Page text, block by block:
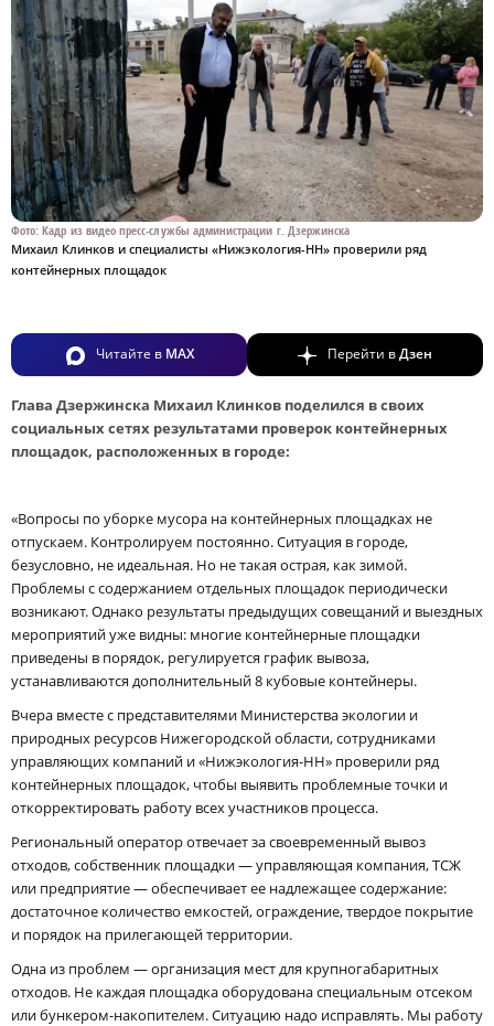
Фото: Кадр из видео пресс-службы администрации г. Дзержинска
Михаил Клинков и специалисты «Нижэкология-НН» проверили ряд
контейнерных площадок
Читайте в MAX Перейти вДзен
Глава Дзержинска Михаил Клинков поделился в своих
социальных сетях результатами проверок контейнерных
площадок, расположенных в городе:
«Вопросы по уборке мусора на контейнерных площадках не
отпускаем. Контролируем постоянно. Ситуация в городе,
безусловно, не идеальная. Но не такая острая, как зимой.
Проблемы с содержанием отдельных площадок периодически
возникают. Однако результаты предыдущих совещаний и выездных
мероприятий уже видны: многие контейнерные площадки
приведены в порядок, регулируется график вывоза,
устанавливаются дополнительный 8 кубовые контейнеры.
Вчера вместе с представителями Министерства экологии и
природных ресурсов Нижегородской области, сотрудниками
управляющих компаний и «Нижэкология-НН» проверили ряд
контейнерных площадок, чтобы выявить проблемные точки и
откорректировать работу всех участников процесса.
Региональный оператор отвечает за своевременный вывоз
отходов, собственник площадки — управляющая компания, ТСЖ
или предприятие — обеспечивает ее надлежащее содержание:
достаточное количество емкостей, ограждение, твердое покрытие
и порядок на прилегающей территории.
Одна из проблем — организация мест для крупногабаритных
отходов. Не каждая площадка оборудована специальным отсеком
или бункером-накопителем. Ситуацию надо исправлять. Мы работу